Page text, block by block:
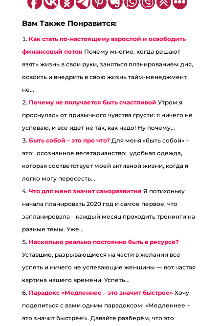
Вам Также Понравится:
Как стать по-настоящему взрослой и освободить
финансовый поток Почему многие, когда решают
взять жизнь в свои руки, заняться планированием дня,
освоить и внедрить в свою жизнь тайм-менеджмент,
не...
Почему не получается быть счастливой Утром я
проснулась от привычного чувства грусти: я ничего не
успеваю, и все идет не так, как надо! Ну почему...
Быть собой – это про что? Для меня «быть собой» –
это: осознанное вегетарианство; удобная одежда,
которая соответствует моей активной жизни, когда я
легко могу пересесть...
Что для меня значит саморазвитие Я потихоньку
начала планировать 2020 год и самое первое, что
запланировала – каждый месяц проходить тренинги на
разные темы. Уже...
Насколько реально постоянно быть в ресурсе?
Уставшие, разрывающиеся на части в желании все
успеть и ничего не успевающие женщины — вот частая
картина нашего времени. Успеть...
Парадокс «Медленнее – это значит быстрее» Хочу
поделиться с вами одним парадоксом: «Медленнее –
это значит быстрее!». Давайте разберём, что это